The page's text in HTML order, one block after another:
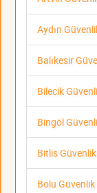
Aydın
Balıkesir
Bilecik
Bingöl
Bitlis
Bolu